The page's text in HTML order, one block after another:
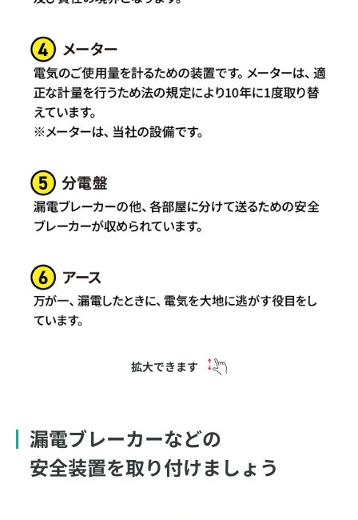
拡大できます
漏電ブレーカーなどの
安全装置を取り付けましょう